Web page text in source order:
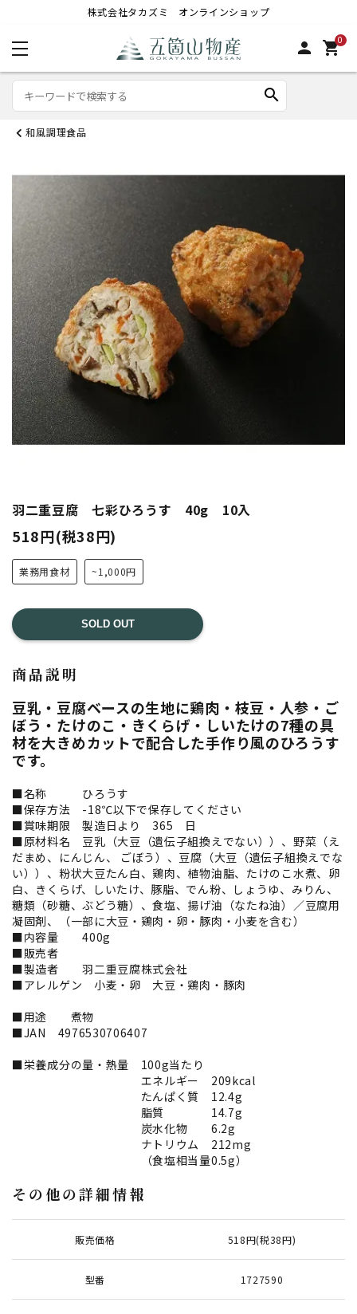
株式会社タカズミ オンラインショップ
person 0
shopping_cart
search
和風調理食品
羽二重豆腐 七彩ひろうす 40g 10入
518円(税38円)
業務用食材 ~1,000円
SOLD OUT
商品説明
豆乳・豆腐ベースの生地に鶏肉・枝豆・人参・ご
ぼう・たけのこ・きくらげ・しいたけの7種の具
材を大きめカットで配合した手作り風のひろうす
です。
■名称 ひろうす
■保存方法 -18℃以下で保存してください
■賞味期限 製造日より 365 日
■原材料名 豆乳（大豆（遺伝子組換えでない））、野菜（え
だまめ、にんじん、 ごぼう）、豆腐（大豆（遺伝子組換えでな
い））、粉状大豆たん白、鶏肉、植物油脂、たけのこ水煮、卵
白、きくらげ、しいたけ、豚脂、でん粉、しょうゆ、みりん、
糖類（砂糖、ぶどう糖）、食塩、揚げ油（なたね油）／豆腐用
凝固剤、（一部に大豆・鶏肉・卵・豚肉・小麦を含む）
■内容量 400g
■販売者
■製造者 羽二重豆腐株式会社
■アレルゲン 小麦・卵 大豆・鶏肉・豚肉
■用途 煮物
■JAN 4976530706407
■栄養成分の量・熱量 100g当たり
エネルギー 209kcal
たんぱく質 12.4g
脂質 14.7g
炭水化物 6.2g
ナトリウム 212mg
（食塩相当量0.5g）
その他の詳細情報
販売価格 518円(税38円)
型番 1727590